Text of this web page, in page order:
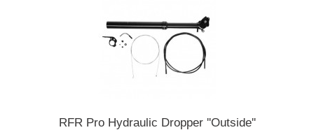
RFR Pro Hydraulic Dropper ''Outside''